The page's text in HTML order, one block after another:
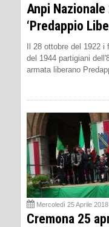
Anpi
‘Predappio
Il 28 ottobre del 1922
del 1944 partigiani
armata liberano
Mercoledì 25 Aprile 2018
Cremona 25